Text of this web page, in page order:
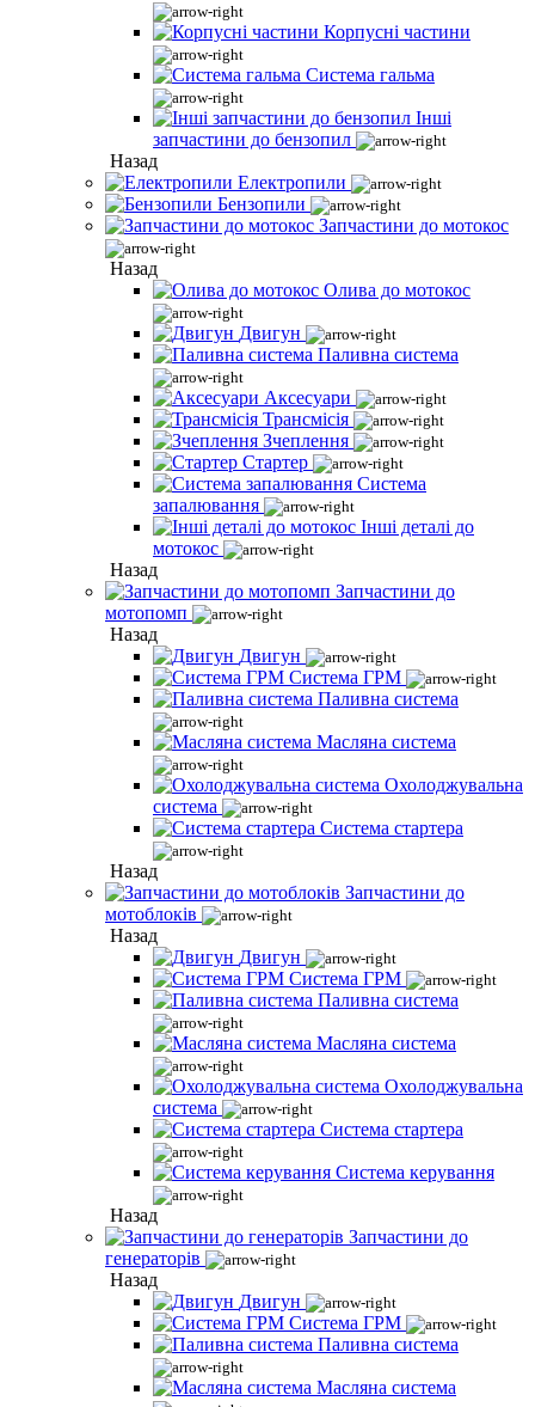
Корпусні частини
Система гальма
Інші
запчастини до бензопил
Назад
Електропили
Бензопили
Запчастини до мотокос
Назад
Олива до мотокос
Двигун
Паливна система
Аксесуари
Трансмісія
Зчеплення
Стартер
Система
запалювання
Інші деталі до
мотокос
Назад
Запчастини до
мотопомп
Назад
Двигун
Система ГРМ
Паливна система
Масляна система
Охолоджувальна
система
Система стартера
Назад
Запчастини до
мотоблоків
Назад
Двигун
Система ГРМ
Паливна система
Масляна система
Охолоджувальна
система
Система стартера
Система керування
Назад
Запчастини до
генераторів
Назад
Двигун
Система ГРМ
Паливна система
Масляна система